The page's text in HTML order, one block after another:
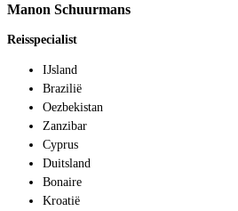
Manon Schuurmans
Reisspecialist
IJsland
Brazilië
Oezbekistan
Zanzibar
Cyprus
Duitsland
Bonaire
Kroatië